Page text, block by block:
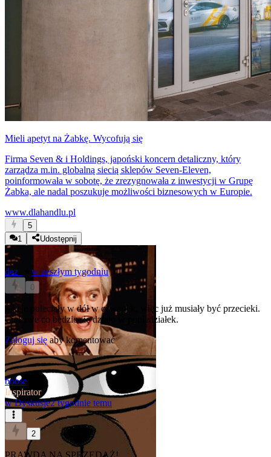
Mieli apetyt na Żabkę. Wycofują się
Firma Seven & i Holdings, japoński koncern detaliczny, który
zarządza m.in. globalną siecią sklepów Seven-Eleven,
poinformowała w sobotę, że zrezygnowała z inwestycji w Grupę
Żabka, ale nadal poszukuje możliwości biznesowych w Europie.
www.dlahandlu.pl
5
1
Udostępnij
dez_ w zeszłym tygodniu
0
Akcje poleciały w dół w czwartek, więc już musiały być przecieki.
Ciekawe co będzie się działo w poniedziałek.
Zaloguj się aby komentować
bobse
Inspirator
w Dyskusje2 tygodnie temu
2
PRAWDA NA SPRZEDAŻ!